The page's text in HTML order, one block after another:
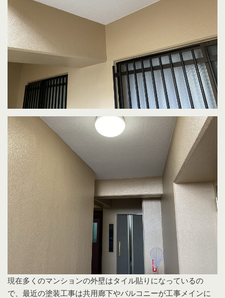
現在多くのマンションの外壁はタイル貼りになっているの
で、最近の塗装工事は共用廊下やバルコニーが工事メインに